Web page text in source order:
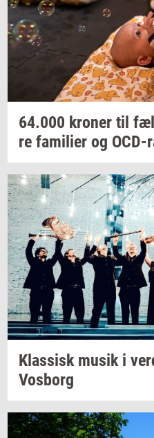
64.000 kro­ner til
re fa­mi­li­er og OCD-​
Klas­siskmusik i
Vos­borg